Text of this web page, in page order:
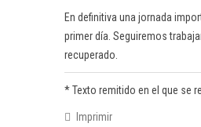
En definitiva una jornada
primer día. Seguiremos
recuperado.
* Texto remitido en el que se
Imprimir